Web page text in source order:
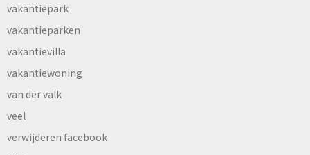
vakantiepark
vakantieparken
vakantievilla
vakantiewoning
van der valk
veel
verwijderen facebook